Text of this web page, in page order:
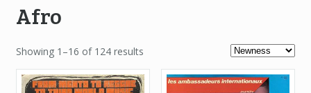
Afro
Showing 1–16 of 124 results